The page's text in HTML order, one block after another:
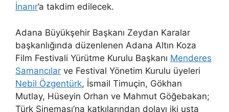
İnanır’a takdim edilecek.
Adana Büyükşehir Başkanı Zeydan Karalar
başkanlığında düzenlenen Adana Altın Koza
Film Festivali Yürütme Kurulu Başkanı Menderes
Samancılar ve Festival Yönetim Kurulu üyeleri
Nebil Özgentürk, İsmail Timuçin, Gökhan
Mutlay, Hüseyin Orhan ve Mahmut Göğebakan;
Türk Sineması’na katkılarından dolayı iki usta